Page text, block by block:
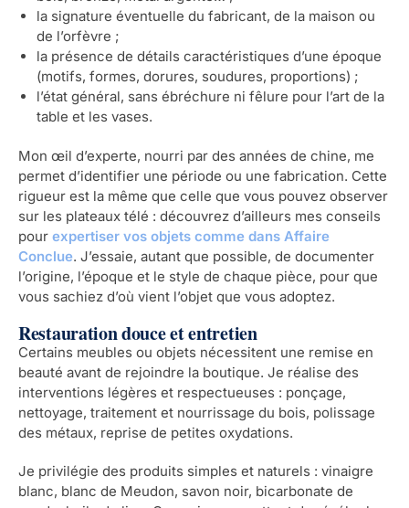
la signature éventuelle du fabricant, de la maison ou
de l’orfèvre ;
la présence de détails caractéristiques d’une époque
(motifs, formes, dorures, soudures, proportions) ;
l’état général, sans ébréchure ni fêlure pour l’art de la
table et les vases.
Mon œil d’experte, nourri par des années de chine, me
permet d’identifier une période ou une fabrication. Cette
rigueur est la même que celle que vous pouvez observer
sur les plateaux télé : découvrez d’ailleurs mes conseils
pour expertiser vos objets comme dans Affaire
Conclue. J’essaie, autant que possible, de documenter
l’origine, l’époque et le style de chaque pièce, pour que
vous sachiez d’où vient l’objet que vous adoptez.
Restauration douce et entretien
Certains meubles ou objets nécessitent une remise en
beauté avant de rejoindre la boutique. Je réalise des
interventions légères et respectueuses : ponçage,
nettoyage, traitement et nourrissage du bois, polissage
des métaux, reprise de petites oxydations.
Je privilégie des produits simples et naturels : vinaigre
blanc, blanc de Meudon, savon noir, bicarbonate de